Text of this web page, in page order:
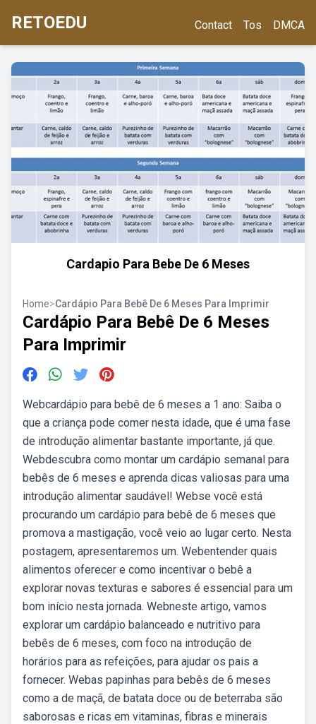
RETOEDU Contact Tos DMCA
Cardapio Para Bebe De 6 Meses
Home>Cardápio Para Bebê De 6 Meses Para Imprimir
Cardápio Para Bebê De 6 Meses
Para Imprimir
Webcardápio para bebê de 6 meses a 1 ano: Saiba o
que a criança pode comer nesta idade, que é uma fase
de introdução alimentar bastante importante, já que.
Webdescubra como montar um cardápio semanal para
bebês de 6 meses e aprenda dicas valiosas para uma
introdução alimentar saudável! Webse você está
procurando um cardápio para bebê de 6 meses que
promova a mastigação, você veio ao lugar certo. Nesta
postagem, apresentaremos um. Webentender quais
alimentos oferecer e como incentivar o bebê a
explorar novas texturas e sabores é essencial para um
bom início nesta jornada. Webneste artigo, vamos
explorar um cardápio balanceado e nutritivo para
bebês de 6 meses, com foco na introdução de
horários para as refeições, para ajudar os pais a
fornecer. Webas papinhas para bebês de 6 meses
como a de maçã, de batata doce ou de beterraba são
saborosas e ricas em vitaminas, fibras e minerais